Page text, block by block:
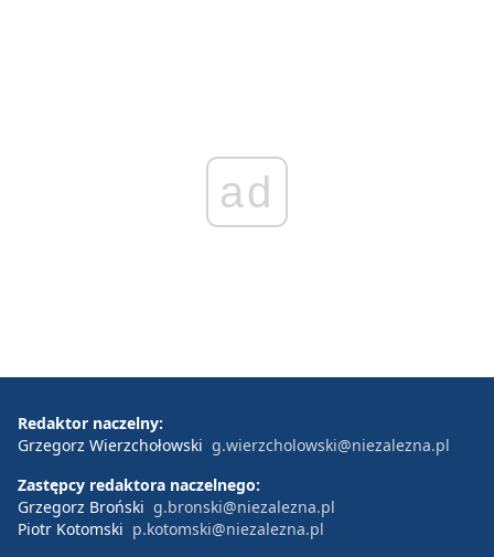
ad
Redaktor naczelny:
Grzegorz Wierzchołowski g.wierzcholowski@niezalezna.pl
Zastępcy redaktora naczelnego:
Grzegorz Broński g.bronski@niezalezna.pl
Piotr Kotomski p.kotomski@niezalezna.pl